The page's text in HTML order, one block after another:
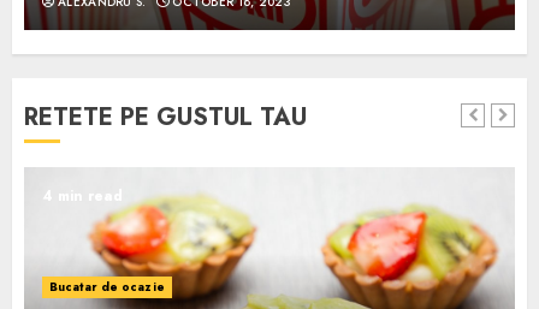
RETETE PE GUSTUL TAU
4 min read
Bucatar de ocazie